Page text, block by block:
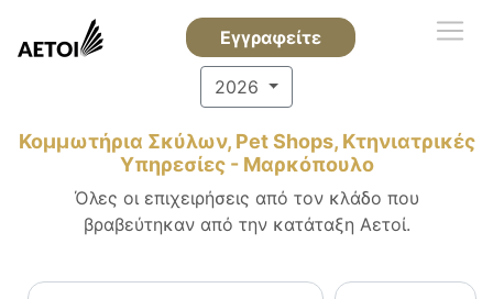
Εγγραφείτε
2026
Κομμωτήρια Σκύλων, Pet Shops, Κτηνιατρικές
Υπηρεσίες - Μαρκόπουλο
Όλες οι επιχειρήσεις από τον κλάδο που
βραβεύτηκαν από την κατάταξη Αετοί.